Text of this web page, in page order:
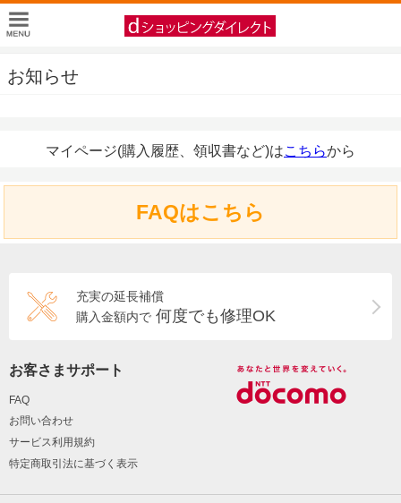
お知らせ
マイページ(購入履歴、領収書など)はこちらから
FAQはこちら
充実の延長補償
購入金額内で 何度でも修理OK
お客さまサポート
FAQ
お問い合わせ
サービス利用規約
特定商取引法に基づく表示